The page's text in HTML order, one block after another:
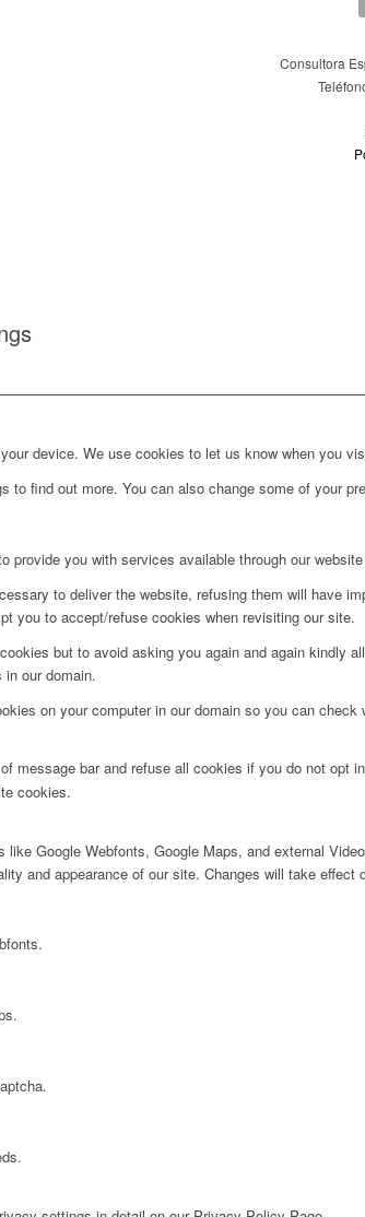
Consultora
device. We use cookies to let us know when you
to find out more. You can also change some of your
provide you with services available through our
to deliver the website, refusing them will have
you to accept/refuse cookies when revisiting our site.
but to avoid asking you again and again kindly
our domain.
on your computer in our domain so you can
message bar and refuse all cookies if you do not opt
cookies.
like Google Webfonts, Google Maps, and external
and appearance of our site. Changes will take effect